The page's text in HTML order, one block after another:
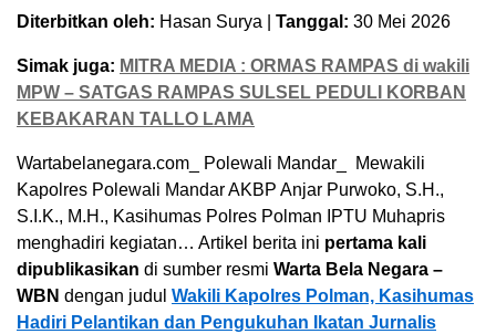
Diterbitkan oleh: Hasan Surya | Tanggal: 30 Mei 2026
Simak juga: MITRA MEDIA : ORMAS RAMPAS di wakili
MPW – SATGAS RAMPAS SULSEL PEDULI KORBAN
KEBAKARAN TALLO LAMA
Wartabelanegara.com_ Polewali Mandar_ Mewakili
Kapolres Polewali Mandar AKBP Anjar Purwoko, S.H.,
S.I.K., M.H., Kasihumas Polres Polman IPTU Muhapris
menghadiri kegiatan… Artikel berita ini pertama kali
dipublikasikan di sumber resmi Warta Bela Negara –
WBN dengan judul Wakili Kapolres Polman, Kasihumas
Hadiri Pelantikan dan Pengukuhan Ikatan Jurnalis